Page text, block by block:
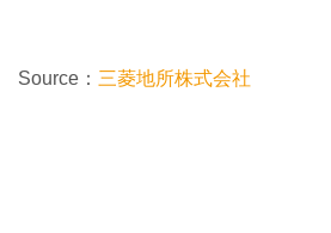
Source： 三菱地所株式会社